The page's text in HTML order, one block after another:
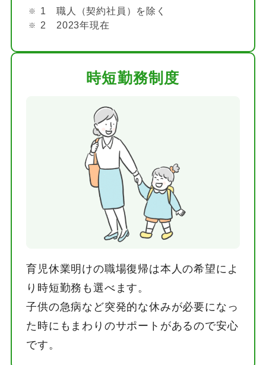
1 職人（契約社員）を除く
2 2023年現在
時短勤務制度
育児休業明けの職場復帰は本人の希望によ
り時短勤務も選べます。
子供の急病など突発的な休みが必要になっ
た時にもまわりのサポートがあるので安心
です。